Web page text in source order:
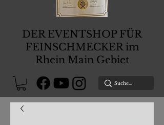
DER EVENTSHOP FÜR
FEINSCHMECKER im
Rhein Main Gebiet